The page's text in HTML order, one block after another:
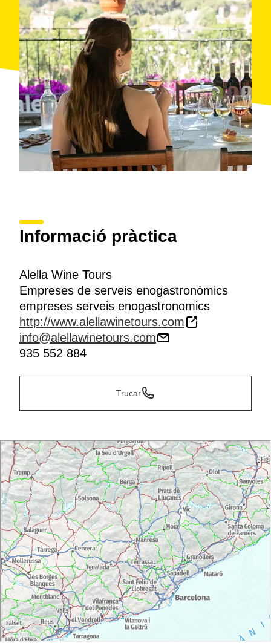
Informació pràctica
Alella Wine Tours
Empreses de serveis enogastronòmics
empreses serveis enogastronomics
http://www.alellawinetours.com
info@alellawinetours.com
935 552 884
Trucar